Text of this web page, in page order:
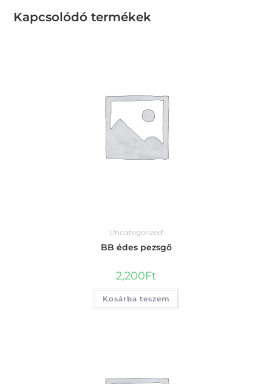
Kapcsolódó termékek
Uncategorized
BB édes pezsgő
2,200Ft
Kosárba teszem